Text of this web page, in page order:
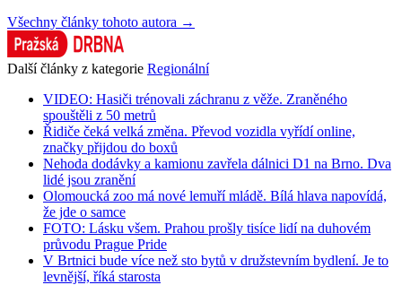
Všechny články tohoto autora →
Další články z kategorie Regionální
VIDEO: Hasiči trénovali záchranu z věže. Zraněného
spouštěli z 50 metrů
Řidiče čeká velká změna. Převod vozidla vyřídí online,
značky přijdou do boxů
Nehoda dodávky a kamionu zavřela dálnici D1 na Brno. Dva
lidé jsou zranění
Olomoucká zoo má nové lemuří mládě. Bílá hlava napovídá,
že jde o samce
FOTO: Lásku všem. Prahou prošly tisíce lidí na duhovém
průvodu Prague Pride
V Brtnici bude více než sto bytů v družstevním bydlení. Je to
levnější, říká starosta